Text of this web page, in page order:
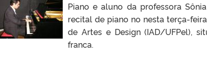
Piano e aluno da professora
recital de piano no nesta terça-
de Artes e Design (IAD/UFPel),
franca.